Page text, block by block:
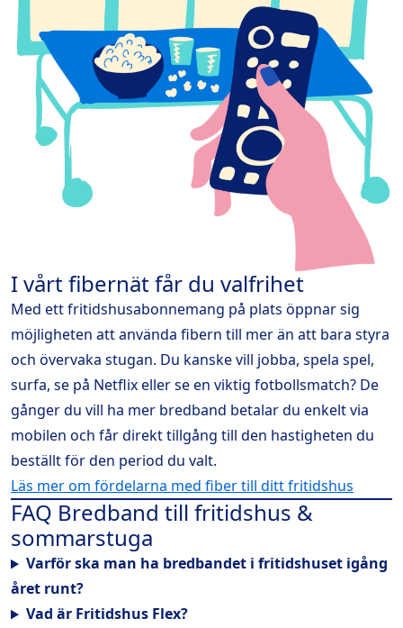
I vårt fibernät får du valfrihet
Med ett fritidshusabonnemang på plats öppnar sig
möjligheten att använda fibern till mer än att bara styra
och övervaka stugan. Du kanske vill jobba, spela spel,
surfa, se på Netflix eller se en viktig fotbollsmatch? De
gånger du vill ha mer bredband betalar du enkelt via
mobilen och får direkt tillgång till den hastigheten du
beställt för den period du valt.
Läs mer om fördelarna med fiber till ditt fritidshus
FAQ Bredband till fritidshus &
sommarstuga
Varför ska man ha bredbandet i fritidshuset igång
året runt?
Vad är Fritidshus Flex?